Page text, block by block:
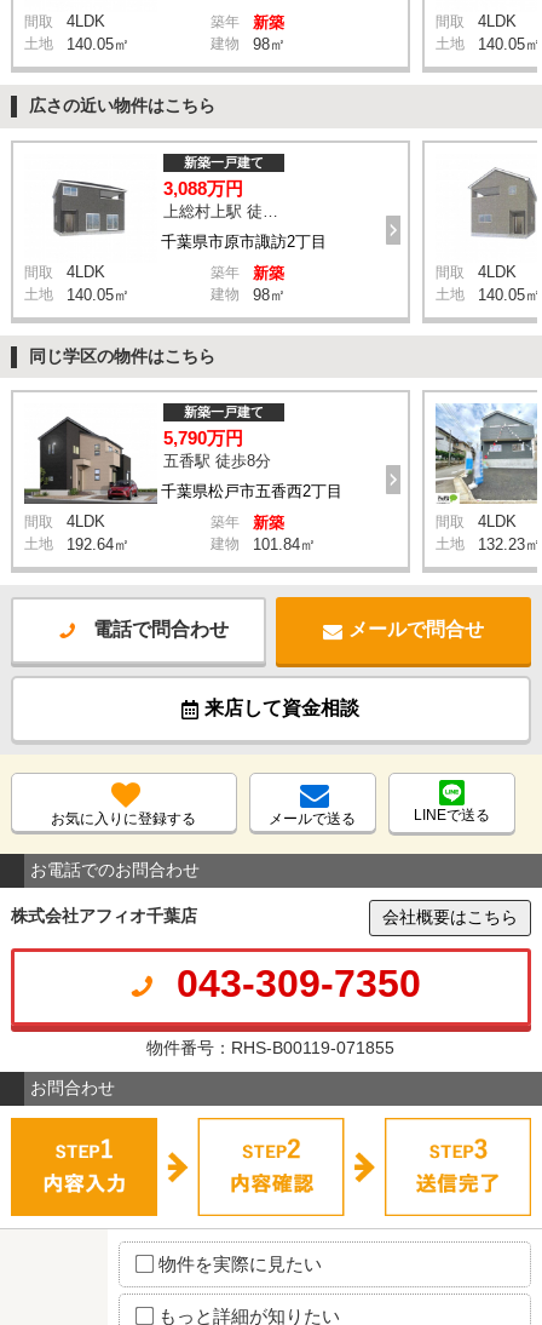
間取 4LDK 築年 新築
土地 140.05㎡ 建物 98㎡
間取 4LDK
土地 140.05㎡
広さの近い物件はこちら
千葉県市原市諏訪2丁目
新築一戸建て
3,088万円
間取 4LDK 築年 新築
土地 140.05㎡ 建物 98㎡
間取 4LDK
土地 140.05㎡
同じ学区の物件はこちら
千葉県松戸市五香西2丁目
新築一戸建て
5,790万円
五香駅 徒歩8分
間取 4LDK 築年 新築
土地 192.64㎡ 建物 101.84㎡
間取 4LDK
土地 132.23㎡
電話で問合わせ メールで問合せ
来店して資金相談
お気に入りに登録する メールで送る LINEで送る
お電話でのお問合わせ
株式会社アフィオ千葉店 会社概要はこちら
043-309-7350
物件番号：RHS-B00119-071855
お問合わせ
物件を実際に見たい
もっと詳細が知りたい